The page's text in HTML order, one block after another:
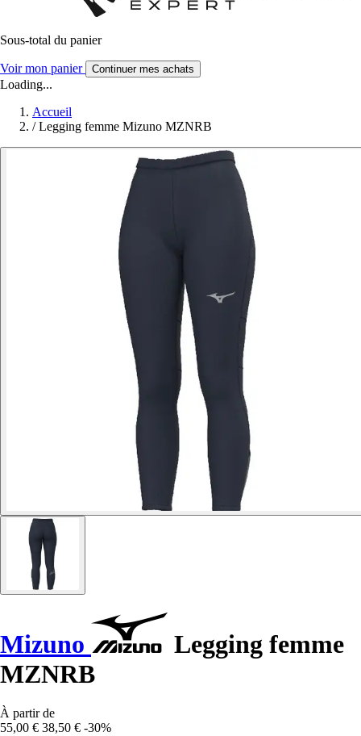
Sous-total du panier
Voir mon panier Continuer mes achats
Loading...
Accueil
/ Legging femme Mizuno MZNRB
Mizuno
Legging femme
MZNRB
À partir de
55,00 € 38,50 € -30%